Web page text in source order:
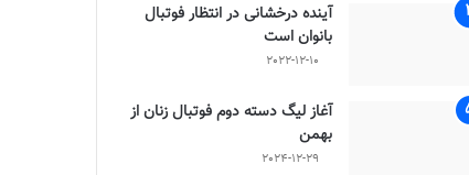
آینده درخشانی در انتظار فوتبال
بانوان است
2022-12-10
آغاز لیگ دسته دوم فوتبال زنان از
بهمن
2024-12-29